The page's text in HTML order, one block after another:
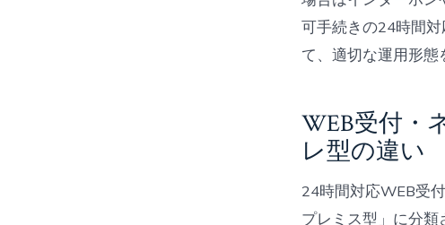
可手続きの24時間
て、適切な運用形態
WEB受付・
レ型の違い
24時間対応WEB受
プレミス型」に分